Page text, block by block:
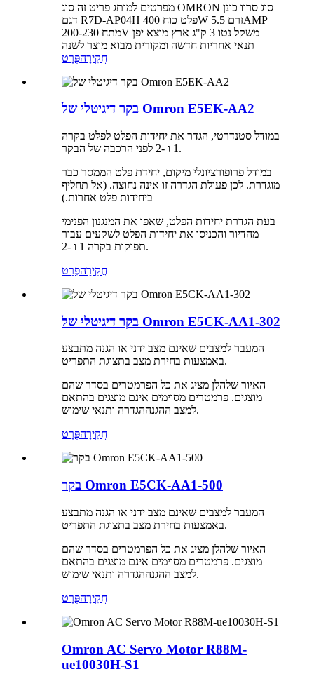
מפרטים למותג פריט זה סוג OMRON סוג סרוו כונן
דגם R7D-AP04H פלט כוח 400W זרם 5.5AMP
מתח 200-230V משקל נטו 3 ק"ג ארץ מוצא יפן
תנאי אחריות חדשה ומקורית מבוא מוצר לשנה
חֲקִירָהפְּרָט
בקר דיגיטלי של Omron E5EK-AA2
במודל סטנדרטי, הגדר את יחידות הפלט לפלט בקרה
1 ו -2 לפני הרכבה של הבקר.
במודל פרופורציונלי מיקום, יחידת פלט הממסר כבר
מוגדרת. לכן פעולת הגדרה זו אינה נחוצה. (אל תחליף
ביחידות פלט אחרות.)
בעת הגדרת יחידות הפלט, שאפו את המנגנון הפנימי
מהדיור והכניסו את יחידות הפלט לשקעים עבור
תפוקות בקרה 1 ו -2.
חֲקִירָהפְּרָט
בקר דיגיטלי של Omron E5CK-AA1-302
המעבר למצבים שאינם מצב ידני או הגנה מתבצע
באמצעות בחירת מצב בתצוגת התפריט.
האיור שלהלן מציג את כל הפרמטרים בסדר שהם
מוצגים. פרמטרים מסוימים אינם מוצגים בהתאם
למצב ההגנההגדרה ותנאי שימוש.
חֲקִירָהפְּרָט
בקר Omron E5CK-AA1-500
המעבר למצבים שאינם מצב ידני או הגנה מתבצע
באמצעות בחירת מצב בתצוגת התפריט.
האיור שלהלן מציג את כל הפרמטרים בסדר שהם
מוצגים. פרמטרים מסוימים אינם מוצגים בהתאם
למצב ההגנההגדרה ותנאי שימוש.
חֲקִירָהפְּרָט
Omron AC Servo Motor R88M-
ue10030H-S1